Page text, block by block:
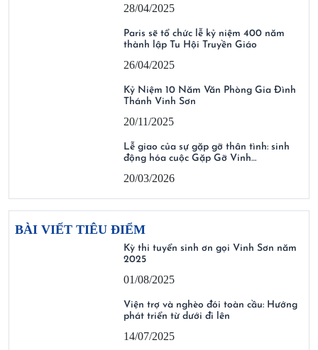
28/04/2025
Paris sẽ tổ chức lễ kỷ niệm 400 năm
thành lập Tu Hội Truyền Giáo
26/04/2025
Kỷ Niệm 10 Năm Văn Phòng Gia Đình
Thánh Vinh Sơn
20/11/2025
Lễ giao của sự gặp gỡ thân tình: sinh
động hóa cuộc Gặp Gỡ Vinh…
20/03/2026
BÀI VIẾT TIÊU ĐIỂM
Kỳ thi tuyển sinh ơn gọi Vinh Sơn năm
2025
01/08/2025
Viện trợ và nghèo đói toàn cầu: Hướng
phát triển từ dưới đi lên
14/07/2025